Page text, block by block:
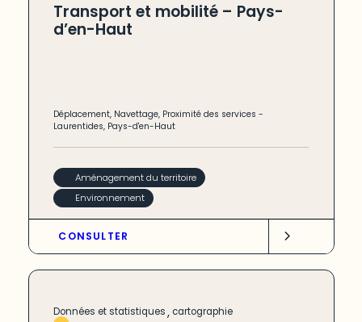
Transport et mobilité – Pays-
d’en-Haut
Déplacement, Navettage, Proximité des services -
Laurentides, Pays-d'en-Haut
Aménagement du territoire
Environnement
CONSULTER
Données et statistiques, cartographie